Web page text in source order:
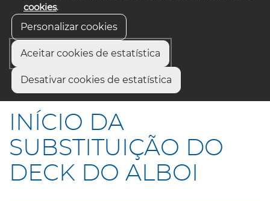
cookies.
Personalizar cookies
Aceitar cookies de estatística
Desativar cookies de estatística
Início
INÍCIO DA SUBSTITUIÇÃO DO DECK DO ALBOI
INÍCIO DA
SUBSTITUIÇÃO DO
DECK DO ALBOI